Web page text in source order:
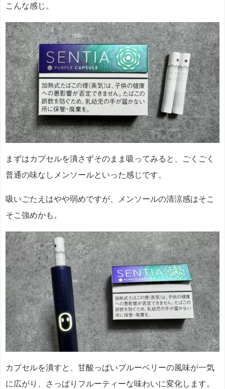
こんな感じ。
まずはカプセルを潰さずそのまま吸ってみると、ごくごく
普通の味なしメンソールといった感じです。
吸いごたえはやや弱めですが、メンソールの清涼感はそこ
そこ強めかも。
カプセルを潰すと、甘酸っぱいブルーベリーの風味が一気
に広がり、さっぱりフルーティーな味わいに変化します。